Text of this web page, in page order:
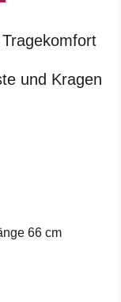
und Kragen
66 cm